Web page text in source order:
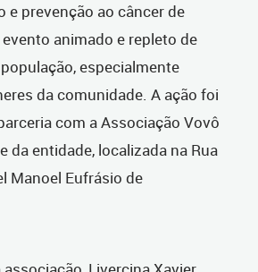
e prevenção ao câncer de
animado e repleto de
especialmente
da comunidade. A ação foi
com a Associação Vovô
da entidade, localizada na Rua
Manoel Eufrásio de